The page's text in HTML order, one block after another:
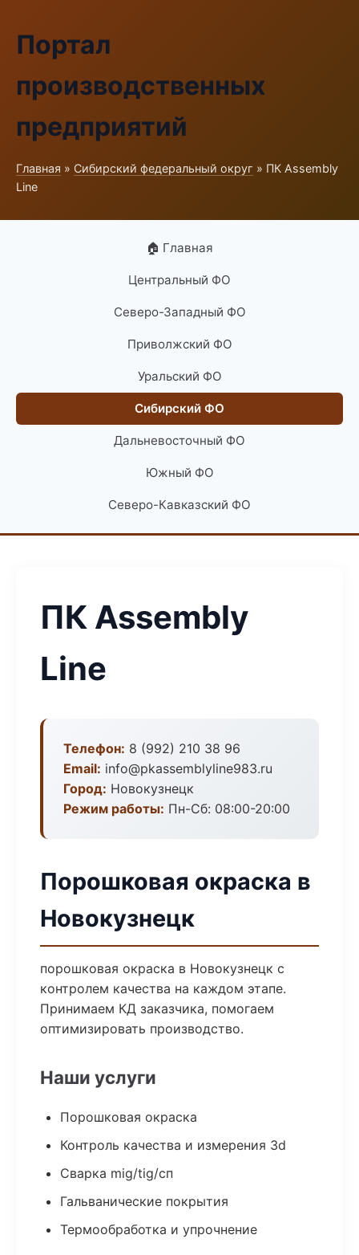
Портал
производственных
предприятий
Главная » Сибирский федеральный округ » ПК Assembly
Line
🏠 Главная
Центральный ФО
Северо-Западный ФО
Приволжский ФО
Уральский ФО
Сибирский ФО
Дальневосточный ФО
Южный ФО
Северо-Кавказский ФО
ПК Assembly
Line
Телефон: 8 (992) 210 38 96
Email: info@pkassemblyline983.ru
Город: Новокузнецк
Режим работы: Пн-Сб: 08:00-20:00
Порошковая окраска в
Новокузнецк
порошковая окраска в Новокузнецк с
контролем качества на каждом этапе.
Принимаем КД заказчика, помогаем
оптимизировать производство.
Наши услуги
Порошковая окраска
Контроль качества и измерения 3d
Сварка mig/tig/сп
Гальванические покрытия
Термообработка и упрочнение